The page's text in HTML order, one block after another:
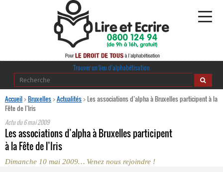
Alphabétisation
Trouver un lieu d’alphabétisation
Accueil>Bruxelles>Actualités>Les associations d’alpha à Bruxelles participent à la
Fête de l’Iris
Actu du6 mai 2009
Les associations d’alpha à Bruxelles participent
à la Fête de l’Iris
Dimanche 10 mai 2009… Venez nous rejoindre !